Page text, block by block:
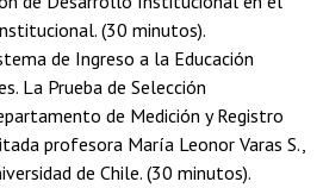
(30 minutos).
de Ingreso a la Educación
La Prueba de Selección
de Medición y Registro
profesora María Leonor Varas S.,
de Chile. (30 minutos).